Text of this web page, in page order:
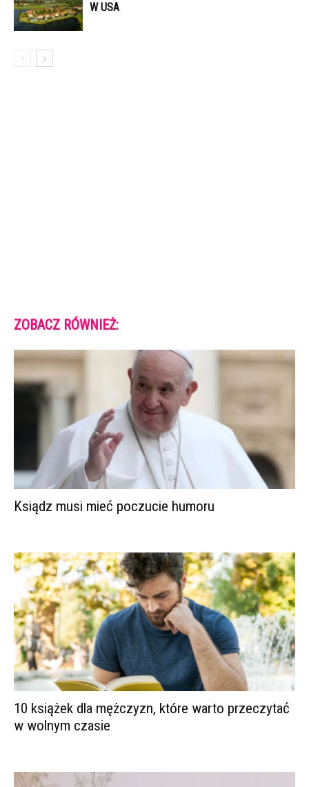
W USA
ZOBACZ RÓWNIEŻ:
Ksiądz musi mieć poczucie humoru
10 książek dla mężczyzn, które warto przeczytać
w wolnym czasie